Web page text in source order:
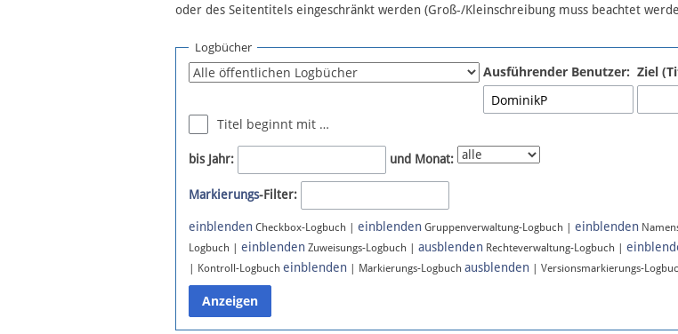
oder des Seitentitels eingeschränkt werden (Groß-/Kleinschreibung muss beachtet
Logbücher
Ausführender Benutzer: Ziel
Titel beginnt mit …
bis Jahr: und Monat:
Markierungs-Filter:
einblenden Checkbox-Logbuch | einblenden Gruppenverwaltung-Logbuch | einblenden
Logbuch | einblenden Zuweisungs-Logbuch | ausblenden Rechteverwaltung-Logbuch |
| Kontroll-Logbuch einblenden | Markierungs-Logbuch ausblenden | Versionsmarkierungs-